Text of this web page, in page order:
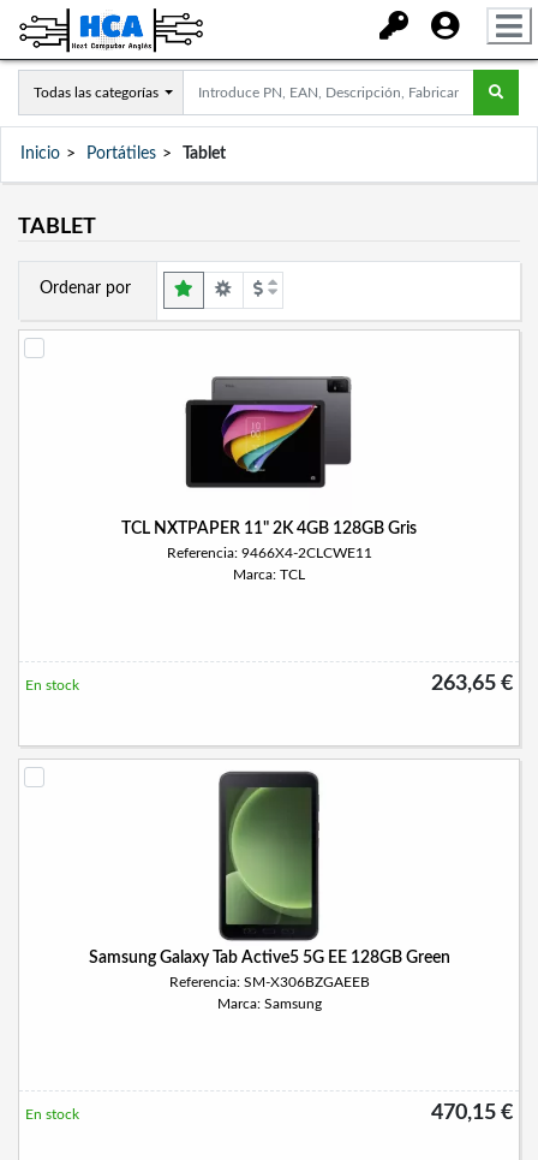
Todas las categorías
Inicio Portátiles Tablet
TABLET
Ordenar por
TCL NXTPAPER 11" 2K 4GB 128GB Gris
Referencia: 9466X4-2CLCWE11
Marca: TCL
263,65 €
En stock
Samsung Galaxy Tab Active5 5G EE 128GB Green
Referencia: SM-X306BZGAEEB
Marca: Samsung
470,15 €
En stock